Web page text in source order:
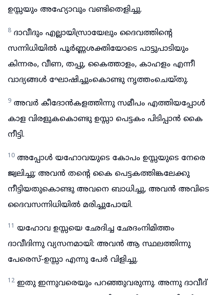
ഉസ്സയും അഹ്യോവും വണ്ടിതെളിച്ചു.
8 ദാവീദും എല്ലായിസ്രായേലും ദൈവത്തിന്റെ
സന്നിധിയിൽ പൂർണ്ണശക്തിയോടെ പാട്ടുപാടിയും
കിന്നരം, വീണ, തപ്പു, കൈത്താളം, കാഹളം എന്നീ
വാദ്യങ്ങൾ ഘോഷിച്ചുംകൊണ്ടു നൃത്തംചെയ്തു.
9 അവർ കീദോൻകളത്തിന്നു സമീപം എത്തിയപ്പോൾ
കാള വിരളുകകൊണ്ടു ഉസ്സാ പെട്ടകം പിടിപ്പാൻ കൈ
നീട്ടി.
10 അപ്പോൾ യഹോവയുടെ കോപം ഉസ്സയുടെ നേരെ
ജ്വലിച്ചു; അവൻ തന്റെ കൈ പെട്ടകത്തിങ്കലേക്കു
നീട്ടിയതുകൊണ്ടു അവനെ ബാധിച്ചു, അവൻ അവിടെ
ദൈവസന്നിധിയിൽ മരിച്ചുപോയി.
11 യഹോവ ഉസ്സയെ ഛേദിച്ച ഛേദംനിമിത്തം
ദാവീദിന്നു വ്യസനമായി: അവൻ ആ സ്ഥലത്തിന്നു
പേരെസ്-ഉസ്സാ എന്നു പേർ വിളിച്ചു.
12 ഇതു ഇന്നുവരെയും പറഞ്ഞുവരുന്നു. അന്നു ദാവീദ്